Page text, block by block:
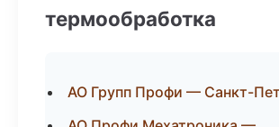
термообработка
АО Групп Профи — Санкт-